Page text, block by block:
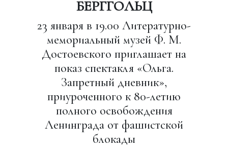
БЕРГГОЛЬЦ
23 января в 19.00 Литературно-
мемориальный музей Ф. М.
Достоевского приглашает на
показ спектакля «Ольга.
Запретный дневник»,
приуроченного к 80-летию
полного освобождения
Ленинграда от фашистской
блокады